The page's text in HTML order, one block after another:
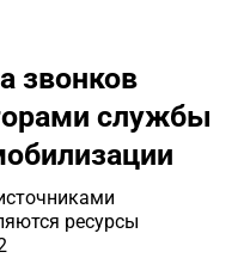
звонков
службы
ресурсы